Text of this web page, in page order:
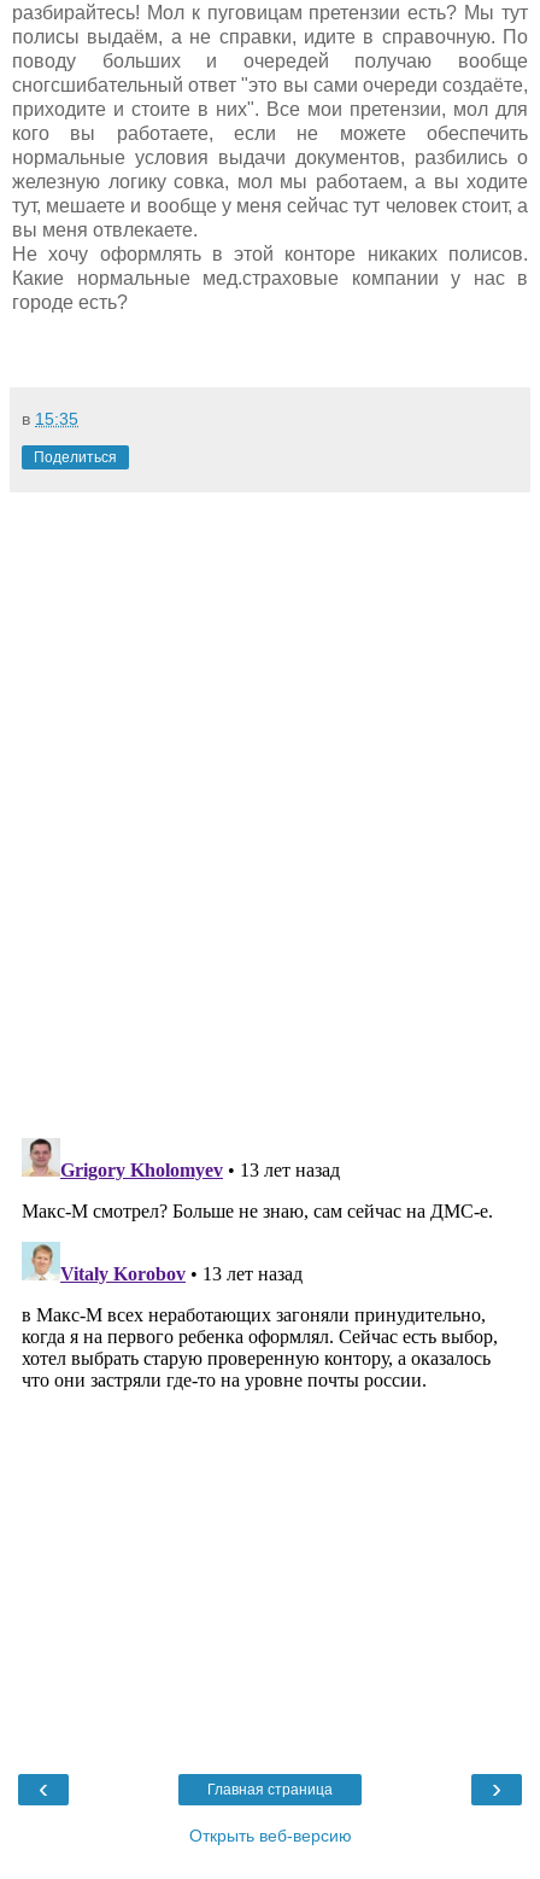
разбирайтесь! Мол к пуговицам претензии есть? Мы тут
полисы выдаём, а не справки, идите в справочную. По
поводу больших и очередей получаю вообще
сногсшибательный ответ "это вы сами очереди создаёте,
приходите и стоите в них". Все мои претензии, мол для
кого вы работаете, если не можете обеспечить
нормальные условия выдачи документов, разбились о
железную логику совка, мол мы работаем, а вы ходите
тут, мешаете и вообще у меня сейчас тут человек стоит, а
вы меня отвлекаете.
Не хочу оформлять в этой конторе никаких полисов.
Какие нормальные мед.страховые компании у нас в
городе есть?
в 15:35
Поделиться
‹ ›
Главная страница
Открыть веб-версию